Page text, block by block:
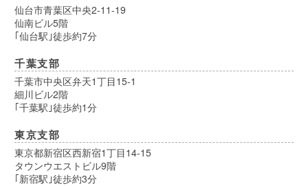
仙台市青葉区中央2-11-19
仙南ビル5階
｢仙台駅｣徒歩約7分
千葉支部
千葉市中央区弁天1丁目15-1
細川ビル2階
｢千葉駅｣徒歩約1分
東京支部
東京都新宿区西新宿1丁目14-15
タウンウエストビル9階
｢新宿駅｣徒歩約3分